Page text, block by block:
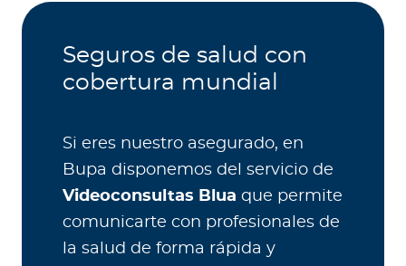
Seguros de salud con
cobertura mundial
Si eres nuestro asegurado, en
Bupa disponemos del servicio de
Videoconsultas Blua que permite
comunicarte con profesionales de
la salud de forma rápida y